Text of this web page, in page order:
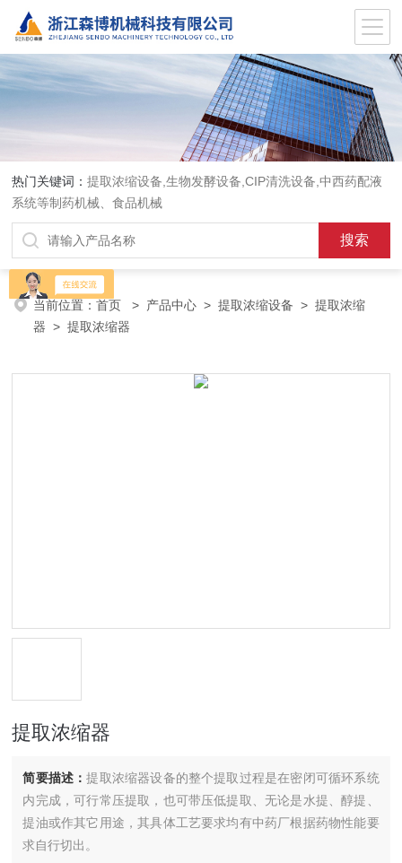
热门关键词：提取浓缩设备,生物发酵设备,CIP清洗设备,中西药配液
系统等制药机械、食品机械
当前位置：首页 > 产品中心 >提取浓缩设备 >提取浓缩
器 > 提取浓缩器
提取浓缩器
简要描述：提取浓缩器设备的整个提取过程是在密闭可循环系统
内完成，可行常压提取，也可带压低提取、无论是水提、醇提、
提油或作其它用途，其具体工艺要求均有中药厂根据药物性能要
求自行切出。